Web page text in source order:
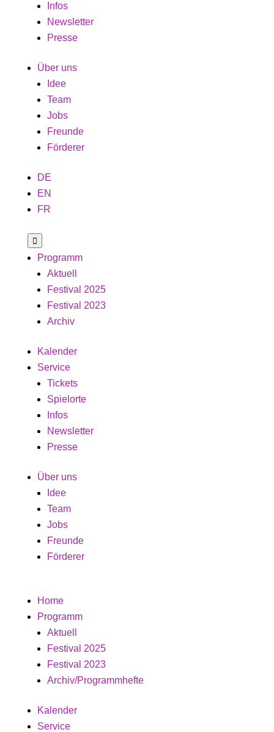
Infos
Newsletter
Presse
Über uns
Idee
Team
Jobs
Freunde
Förderer
DE
EN
FR

Programm
Aktuell
Festival 2025
Festival 2023
Archiv
Kalender
Service
Tickets
Spielorte
Infos
Newsletter
Presse
Über uns
Idee
Team
Jobs
Freunde
Förderer
Home
Programm
Aktuell
Festival 2025
Festival 2023
Archiv/Programmhefte
Kalender
Service